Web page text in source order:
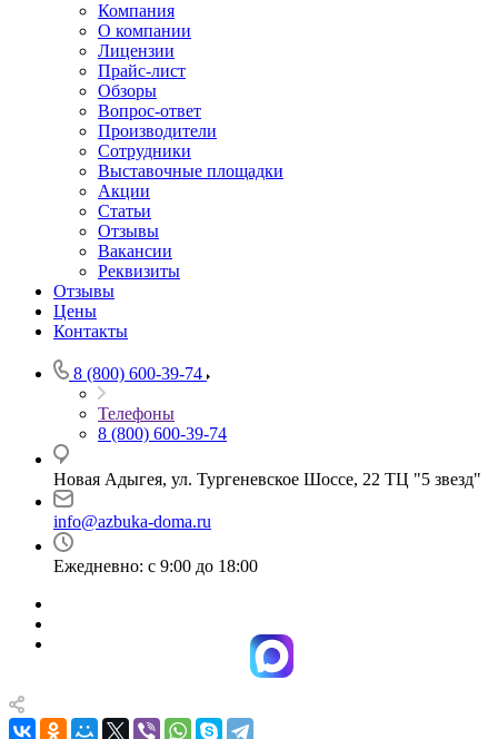
Компания
О компании
Лицензии
Прайс-лист
Обзоры
Вопрос-ответ
Производители
Сотрудники
Выставочные площадки
Акции
Статьи
Отзывы
Вакансии
Реквизиты
Отзывы
Цены
Контакты
8 (800) 600-39-74
Телефоны
8 (800) 600-39-74
Новая Адыгея, ул. Тургеневское Шоссе, 22 ТЦ "5 звезд"
info@azbuka-doma.ru
Ежедневно: с 9:00 до 18:00